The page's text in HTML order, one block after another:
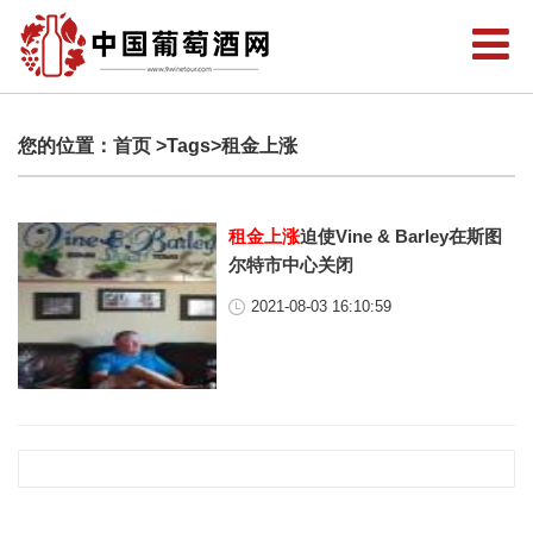
您的位置： 首页 >Tags>租金上涨
租金上涨迫使Vine & Barley在斯图
尔特市中心关闭
2021-08-03 16:10:59